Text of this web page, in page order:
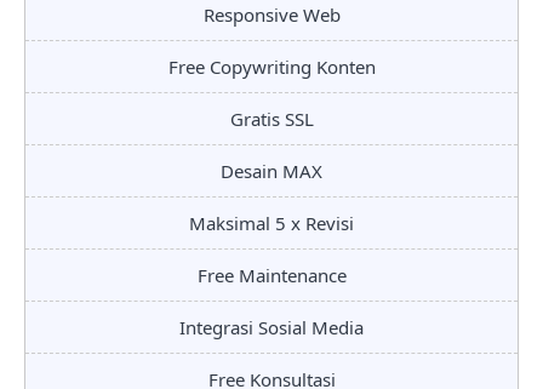
Responsive Web
Free Copywriting Konten
Gratis SSL
Desain MAX
Maksimal 5 x Revisi
Free Maintenance
Integrasi Sosial Media
Free Konsultasi